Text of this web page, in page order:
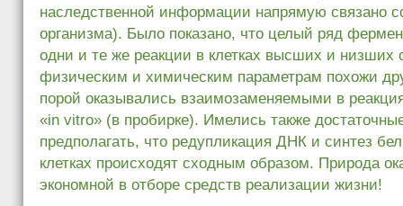
наследственной информации напрямую связано
организма). Было показано, что целый ряд
одни и те же реакции в клетках высших и низших
физическим и химическим параметрам похожи
порой оказывались взаимозаменяемыми в
«in vitro» (в пробирке). Имелись также
предполагать, что редупликация ДНК и синтез
клетках происходят сходным образом. Природа
экономной в отборе средств реализации жизни!